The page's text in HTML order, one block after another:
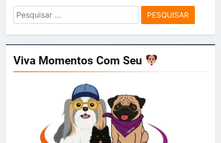
Pesquisar
por:
Viva Momentos Com Seu